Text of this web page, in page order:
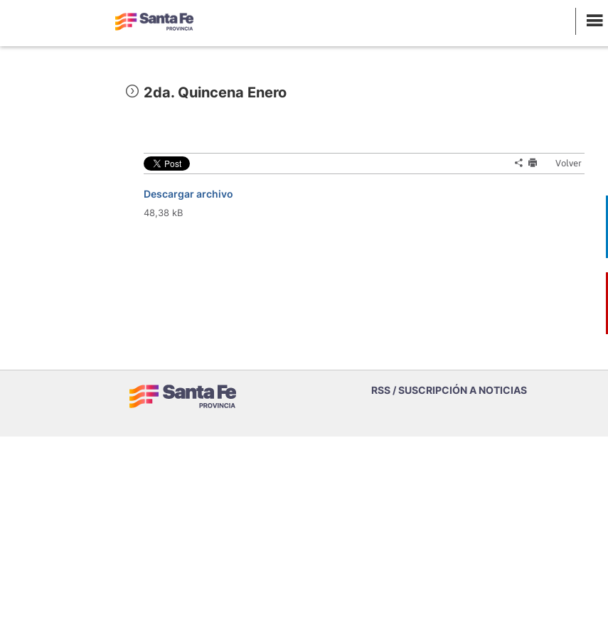
2da. Quincena Enero
Volver
Descargar archivo
48,38 kB
RSS / SUSCRIPCIÓN A NOTICIAS